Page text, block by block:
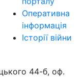
Оперативна
інформація
Історії війни
44-б, оф.